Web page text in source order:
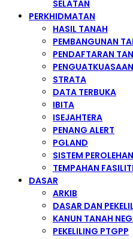
SELATAN
PERKHIDMATAN
HASIL TANAH
PEMBANGUNAN
PENDAFTARAN
STRATA
DATA TERBUKA
IBITA
ISEJAHTERA
PENANG ALERT
PGLAND
SISTEM PEROLEHAN
TEMPAHAN FASILITI
DASAR
ARKIB
DASAR DAN
KANUN TANAH
PEKELILING PTGPP